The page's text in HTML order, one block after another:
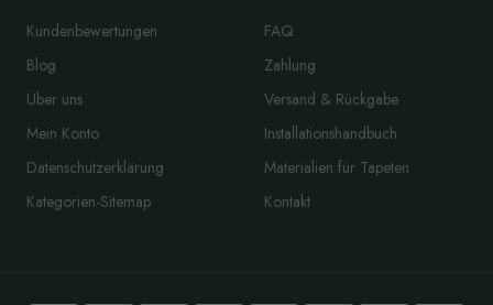
Kundenbewertungen
Blog
Über uns
Mein Konto
Datenschutzerklärung
Kategorien-Sitemap
FAQ
Zahlung
Versand & Rückgabe
Installationshandbuch
Materialien für Tapeten
Kontakt